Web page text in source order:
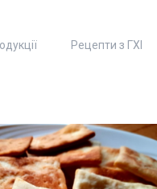
Рецепти з ГХІ
ОПЛАТА